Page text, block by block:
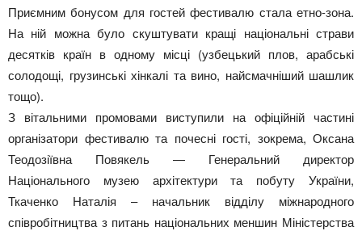
Приємним бонусом для гостей фестивалю стала етно-зона.
На ній можна було скуштувати кращі національні страви
десятків країн в одному місці (узбецький плов, арабські
солодощі, грузинські хінкалі та вино, найсмачніший шашлик
тощо).
З вітальними промовами виступили на офіційній частині
організатори фестивалю та почесні гості, зокрема, Оксана
Теодозіївна Повякель — Генеральний директор
Національного музею архітектури та побуту України,
Ткаченко Наталія – начальник відділу міжнародного
співробітництва з питань національних меншин Міністерства